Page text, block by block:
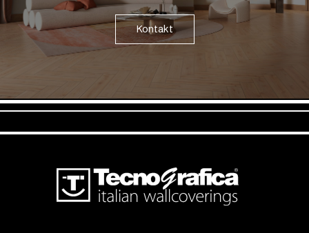
Kontakt